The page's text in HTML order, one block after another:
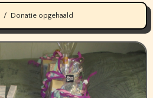
Donatie opgehaald